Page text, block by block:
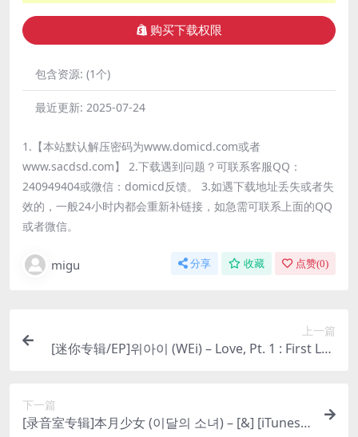
购买下载权限
包含资源: (1个)
最近更新: 2025-07-24
1.【本站默认解压密码为www.domicd.com或者
www.sacdsd.com】 2.下载遇到问题？可联系客服QQ：
240949404或微信：domicd反馈。 3.如遇下载地址丢失或者失
效的，一般24小时内都会重新补链接，如急需可联系上面的QQ
或者微信。
migu 分享 收藏 点赞(0)
上一篇
[迷你专辑/EP]위아이 (WEi) – Love, Pt. 1 : First Lov
下一篇
[录音室专辑]本月少女 (이달의 소녀) – [&] [iTunes P